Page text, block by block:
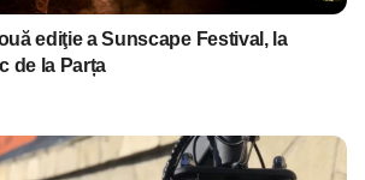
ediţie a Sunscape Festival, la
de la Parța